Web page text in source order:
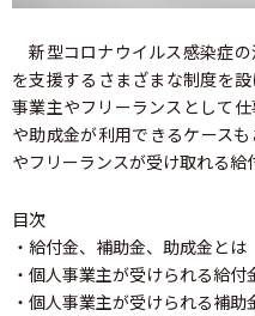
新型コロナウイルス感染症
を支援するさまざまな制度を
事業主やフリーランスとして
や助成金が利用できるケース
やフリーランスが受け取れる給
目次
・給付金、補助金、助成金とは
・個人事業主が受けられる給付
・個人事業主が受けられる補助